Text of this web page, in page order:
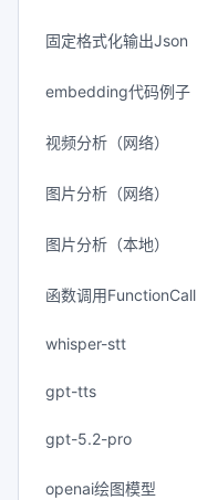
固定格式化输出Json
embedding代码例子
视频分析（网络）
图片分析（网络）
图片分析（本地）
函数调用FunctionCall
whisper-stt
gpt-tts
gpt-5.2-pro
openai绘图模型